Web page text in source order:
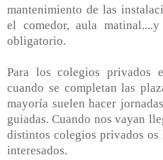
mantenimiento de las
el comedor, aula
obligatorio.
Para los colegios privados
cuando se completan las
mayoría suelen hacer
guiadas. Cuando nos vayan
distintos colegios privados os
interesados.